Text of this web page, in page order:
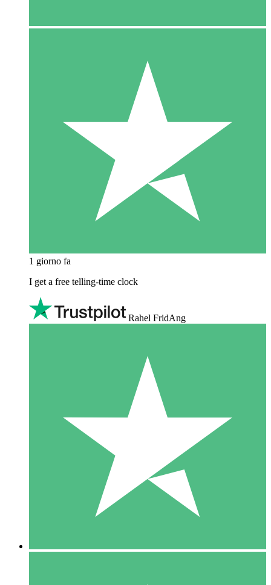
1 giorno fa
I get a free telling-time clock
Rahel FridAng